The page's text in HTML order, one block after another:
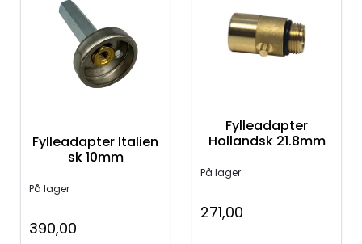
Fylleadapter Italien
sk 10mm
På lager
390,00
Fylleadapter
Hollandsk 21.8mm
På lager
271,00